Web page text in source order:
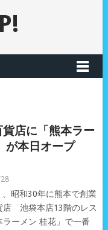
店に「熊本ラー
が本日オープ
昭和30年に熊本で創業
店 池袋本店13階のレス
ラーメン 桂花」で一番